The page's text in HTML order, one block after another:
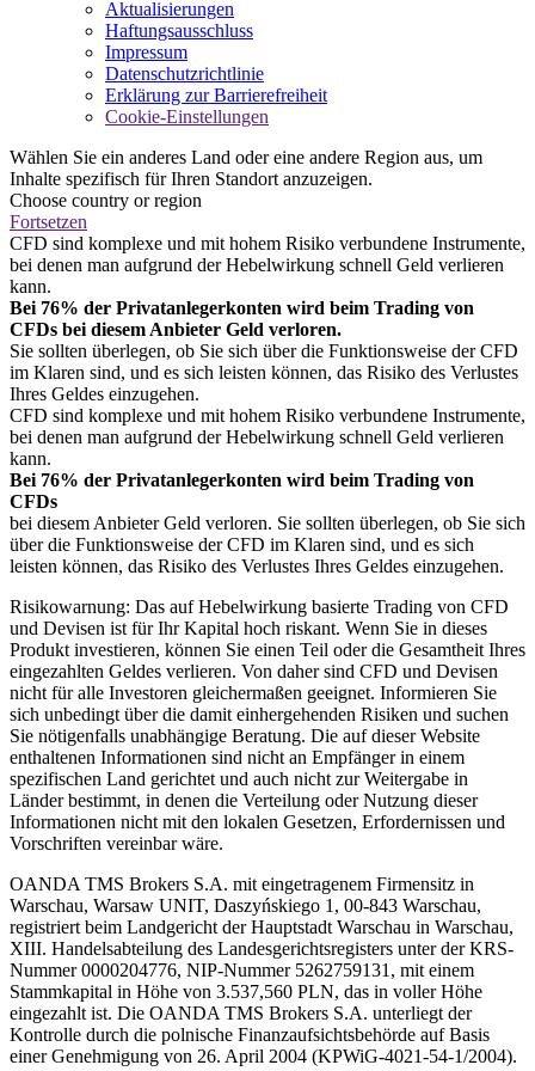
Aktualisierungen
Haftungsausschluss
Impressum
Datenschutzrichtlinie
Erklärung zur Barrierefreiheit
Cookie-Einstellungen
Wählen Sie ein anderes Land oder eine andere Region aus, um
Inhalte spezifisch für Ihren Standort anzuzeigen.
Choose country or region
Fortsetzen
CFD sind komplexe und mit hohem Risiko verbundene Instrumente,
bei denen man aufgrund der Hebelwirkung schnell Geld verlieren
kann.
Bei 76% der Privatanlegerkonten wird beim Trading von
CFDs bei diesem Anbieter Geld verloren.
Sie sollten überlegen, ob Sie sich über die Funktionsweise der CFD
im Klaren sind, und es sich leisten können, das Risiko des Verlustes
Ihres Geldes einzugehen.
CFD sind komplexe und mit hohem Risiko verbundene Instrumente,
bei denen man aufgrund der Hebelwirkung schnell Geld verlieren
kann.
Bei 76% der Privatanlegerkonten wird beim Trading von
CFDs
bei diesem Anbieter Geld verloren. Sie sollten überlegen, ob Sie sich
über die Funktionsweise der CFD im Klaren sind, und es sich
leisten können, das Risiko des Verlustes Ihres Geldes einzugehen.
Risikowarnung: Das auf Hebelwirkung basierte Trading von CFD
und Devisen ist für Ihr Kapital hoch riskant. Wenn Sie in dieses
Produkt investieren, können Sie einen Teil oder die Gesamtheit Ihres
eingezahlten Geldes verlieren. Von daher sind CFD und Devisen
nicht für alle Investoren gleichermaßen geeignet. Informieren Sie
sich unbedingt über die damit einhergehenden Risiken und suchen
Sie nötigenfalls unabhängige Beratung. Die auf dieser Website
enthaltenen Informationen sind nicht an Empfänger in einem
spezifischen Land gerichtet und auch nicht zur Weitergabe in
Länder bestimmt, in denen die Verteilung oder Nutzung dieser
Informationen nicht mit den lokalen Gesetzen, Erfordernissen und
Vorschriften vereinbar wäre.
OANDA TMS Brokers S.A. mit eingetragenem Firmensitz in
Warschau, Warsaw UNIT, Daszyńskiego 1, 00-843 Warschau,
registriert beim Landgericht der Hauptstadt Warschau in Warschau,
XIII. Handelsabteilung des Landesgerichtsregisters unter der KRS-
Nummer 0000204776, NIP-Nummer 5262759131, mit einem
Stammkapital in Höhe von 3.537,560 PLN, das in voller Höhe
eingezahlt ist. Die OANDA TMS Brokers S.A. unterliegt der
Kontrolle durch die polnische Finanzaufsichtsbehörde auf Basis
einer Genehmigung von 26. April 2004 (KPWiG-4021-54-1/2004).